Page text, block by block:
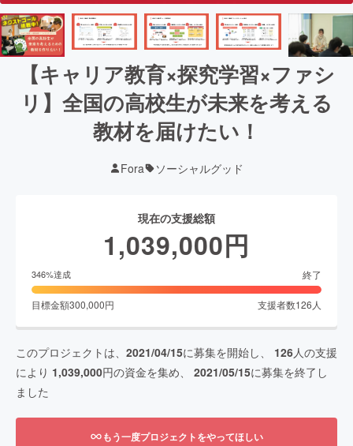
【キャリア教育×探究学習×ファシ
リ】全国の高校生が未来を考える
教材を届けたい！
Fora ソーシャルグッド
現在の支援総額
1,039,000円
346%達成 終了
目標金額300,000円 支援者数126 人
このプロジェクトは、 2021/04/15に募集を開始し、 126人の支援
により 1,039,000円の資金を集め、 2021/05/15に募集を終了し
ました
もう一度プロジェクトをやってほしい